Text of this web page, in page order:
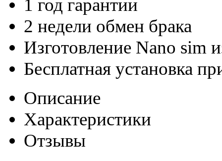
1 год гарантии
2 недели обмен брака
Изготовление Nano sim
Бесплатная установка
Описание
Характеристики
Отзывы